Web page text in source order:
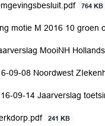
764 KB
motie M 2016 10 groen
MooiNH
09-08 Noordwest
09-14 Jaarverslag
241 KB